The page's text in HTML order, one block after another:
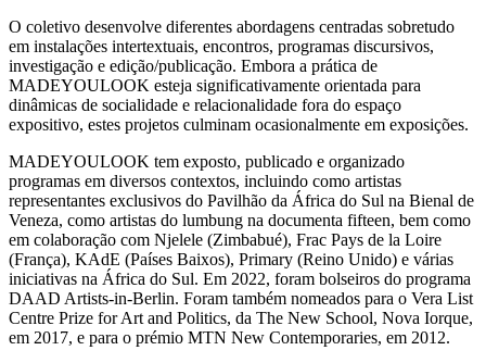
O coletivo desenvolve diferentes abordagens centradas sobretudo
em instalações intertextuais, encontros, programas discursivos,
investigação e edição/publicação. Embora a prática de
MADEYOULOOK esteja significativamente orientada para
dinâmicas de socialidade e relacionalidade fora do espaço
expositivo, estes projetos culminam ocasionalmente em exposições.
MADEYOULOOK tem exposto, publicado e organizado
programas em diversos contextos, incluindo como artistas
representantes exclusivos do Pavilhão da África do Sul na Bienal de
Veneza, como artistas do lumbung na documenta fifteen, bem como
em colaboração com Njelele (Zimbabué), Frac Pays de la Loire
(França), KAdE (Países Baixos), Primary (Reino Unido) e várias
iniciativas na África do Sul. Em 2022, foram bolseiros do programa
DAAD Artists-in-Berlin. Foram também nomeados para o Vera List
Centre Prize for Art and Politics, da The New School, Nova Iorque,
em 2017, e para o prémio MTN New Contemporaries, em 2012.